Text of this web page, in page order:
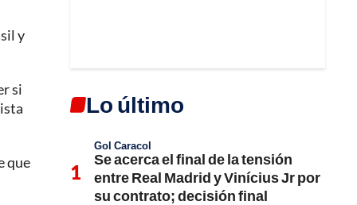
y
si
que
Lo último
Gol Caracol
Se acerca el final de la tensión
entre Real Madrid y Vinícius Jr por
su contrato; decisión final